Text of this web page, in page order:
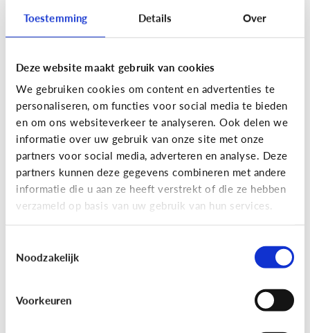
Toestemming Details Over
Deze website maakt gebruik van cookies
We gebruiken cookies om content en advertenties te
personaliseren, om functies voor social media te bieden
en om ons websiteverkeer te analyseren. Ook delen we
informatie over uw gebruik van onze site met onze
partners voor social media, adverteren en analyse. Deze
partners kunnen deze gegevens combineren met andere
informatie die u aan ze heeft verstrekt of die ze hebben
verzameld op basis van uw gebruik van hun services.
Noodzakelijk
Voorkeuren
Privacy
Moet ik aan mijn kind uitleggen
wat 'recht op afbeelding' is?
Staat jou kind stil bij het maken en verspreiden
van foto’s en filmpjes waar anderen op staan? Of
deelt jouw kind zomaar alles van iedereen op
Facebook of Snapchat?
Privacy